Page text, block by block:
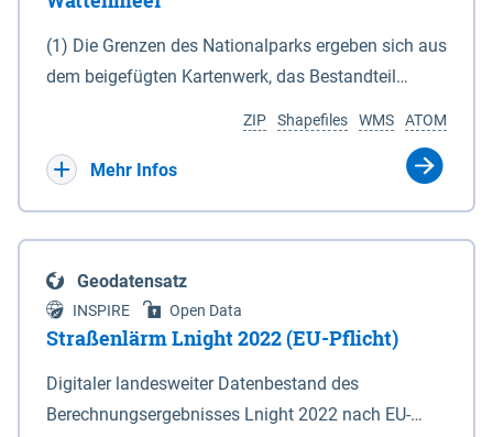
(1) Die Grenzen des Nationalparks ergeben sich aus
dem beigefügten Kartenwerk, das Bestandteil
(DTK) im Maßstab 1 : 100 000 (Anlage 2), 2.
verkleinerte Amtliche Karte 1 : 5 000 (AK5) im
projizierte Koordinaten im Europäischen
Terrestrischen Referenzsystem 1989 (ETRS 89) mit
der Universalen Transversalen Mercator-Abbildung
bezogen auf die Zone 32 N (UTM 32N) dargestellt
(Anlage 4); Gleiches gilt für die geografischen
ATOM
WMS
Shapefiles
ZIP
Mehr Infos
Geodatensatz
INSPIRE Open Data
Straßenlärm Lnight 2022 (EU-Pflicht)
Digitaler landesweiter Datenbestand des
Berechnungsergebnisses Lnight 2022 nach EU-